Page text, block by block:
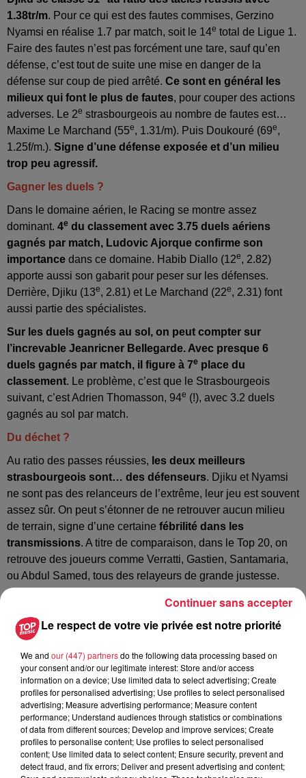
1.38tr/m. Pour ce qui est des fautes commises, Gerzino
Nyamsi en réalise 1.7 par match, soit le 14e total de Ligue 1.
Faire des fautes n’est pas forcément une tare, sauf qu’en
défense, c’est tout de suite une mise en danger de la
défense sur coup de pied arrêté. Ce sont en général les
milieux qui font le plus de fautes, pour couper des actions
adverses. Le 2e strasbourgeois au nombre de fautes est…
Maxime Le Marchand (55e, 1.31/m). Puis Doukouré (69e,
1.25f/m.). Signe d’une défense exposée et d’un milieu
trop peu agressif.
Gagner les duels ?
Dans le domaine aérien, le Racing se montre assez
dominant. 4e du classement avec 3.75 duels aériens
gagnés par match, Ludovic Ajorque confirme son
importance dans ce domaine. Habib Diallo (12e, 2.82)
apporte aussi son gabarit pour peser sur les défenses.
Derrière, Djiku (13e, 2.81) et Le Marchand (22e, 2.31) font
aussi partie des spécialistes.
Sur les duels gagnés au sol, on peut compter sur
l’increvable Jeanricner Bellegarde. Avec presque 6
duels gagnés par match, il figure à 7e place du
classement. Le problème, c’est que le Strasbourgeois
suivant, c’est Adrien Thomasson, 94e (!), avec 3.2 duels
gagnés au sol par match.
Du déchet ?
Au ratio des passes réussies, les deux meilleurs
strasbourgeois sont… des défenseurs. Djiku et Nyamsi
ne sont pas des relanceurs de l’extrême, leur jeu est souvent
assez sûr. On peut s’étonner de ne retrouver aucun milieu
de terrain, signe d’une certaine fébrilité dans les
transmissions. A titre de comparaison, dans le Top 20, on
retrouve des joueurs comme Verratti, Gastien, Santamaria,
ou Abdul Samed, tous des relayeurs de grande justesse.
Amener le ballon sur les côtés pour ramener un centre ?
Le 3-5-2 était pour ça, mais avec quelle réussite ?
Bellegarde, encore lui, en avait réussi avant la trêve 37
e, Thomas Delaine a réussi à placer 8 centres.
Quelles conclusions ?
Les Strasbourgeois, globalement, ne s'économisent
pas, même si on peut avoir le sentiment que Bellegarde et
Thomasson remontent très nettement la moyenne. Malgré
tout,
le Racing n'est jamais parmi les plus mauvais, quel
Le respect de votre vie privée est notre priorité
We and our (447) partnersdo the following data processing based on
your consent and/or our legitimate interest: Store and/or access
information on a device; Use limited data to select advertising; Create
profiles for personalised advertising; Use profiles to select personalised
advertising; Measure advertising performance; Measure content
performance; Understand audiences through statistics or combinations
of data from different sources; Develop and improve services; Create
profiles to personalise content; Use profiles to select personalised
content; Use limited data to select content; Ensure security, prevent and
detect fraud, and fix errors; Deliver and present advertising and content;
Continuer sans accepter